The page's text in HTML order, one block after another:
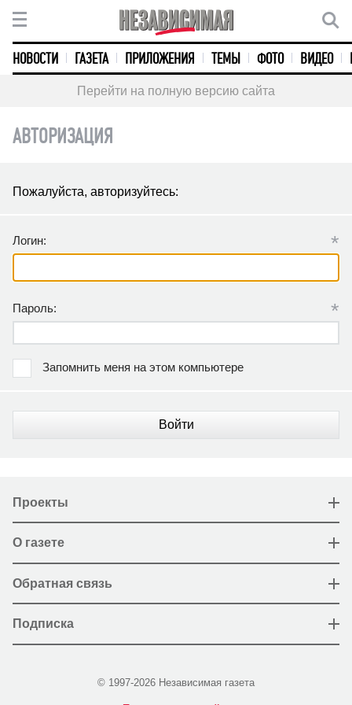
НОВОСТИ ГАЗЕТА ПРИЛОЖЕНИЯ ТЕМЫ ФОТО ВИДЕО
Перейти на полную версию сайта
АВТОРИЗАЦИЯ
Пожалуйста, авторизуйтесь:
Логин: *
Пароль: *
Запомнить меня на этом компьютере
Войти
Проекты
О газете
Обратная связь
Подписка
© 1997-2026 Независимая газета